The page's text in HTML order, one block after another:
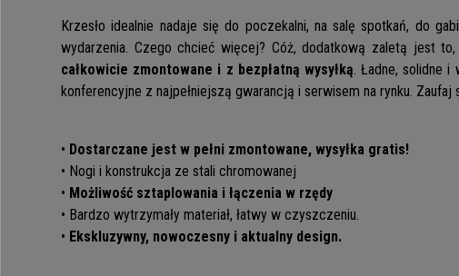
Krzesło idealnie nadaje się do poczekalni, na salę spotkań, do
wydarzenia. Czego chcieć więcej? Cóż, dodatkową zaletą jest
całkowicie zmontowane i z bezpłatną wysyłką. Ładne, solidne i
konferencyjne z najpełniejszą gwarancją i serwisem na rynku. Zaufaj
• Dostarczane jest w pełni zmontowane, wysyłka gratis!
• Nogi i konstrukcja ze stali chromowanej
• Możliwość sztaplowania i łączenia w rzędy
• Bardzo wytrzymały materiał, łatwy w czyszczeniu.
• Ekskluzywny, nowoczesny i aktualny design.